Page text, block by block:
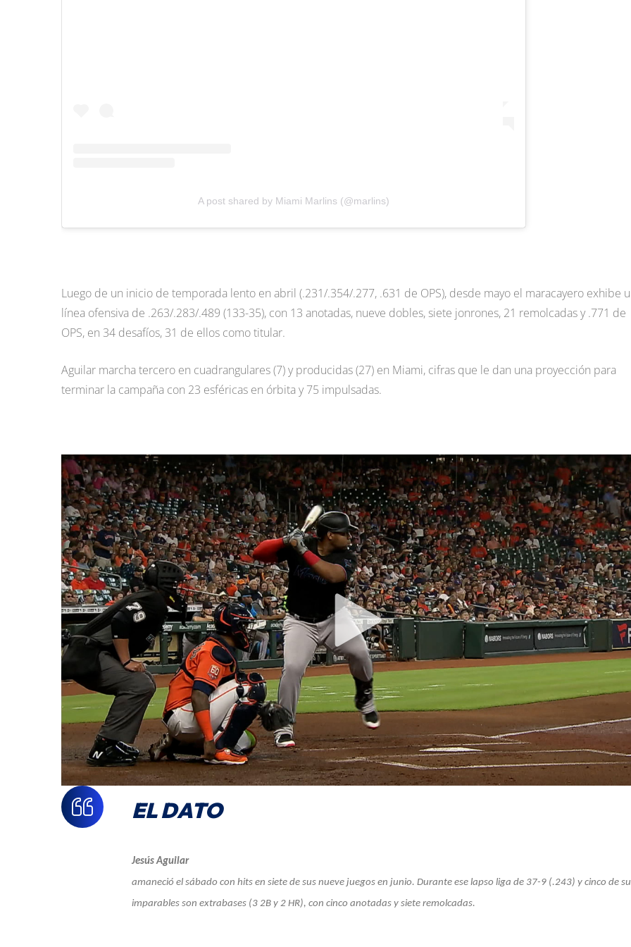
A post shared by Miami Marlins (@marlins)
Luego de un inicio de temporada lento en abril (.231/.354/.277, .631 de OPS), desde mayo el maracayero exhibe
línea ofensiva de .263/.283/.489 (133-35), con 13 anotadas, nueve dobles, siete jonrones, 21 remolcadas y .771 de
OPS, en 34 desafíos, 31 de ellos como titular.
Aguilar marcha tercero en cuadrangulares (7) y producidas (27) en Miami, cifras que le dan una proyección para
terminar la campaña con 23 esféricas en órbita y 75 impulsadas.
EL DATO
Jesús Aguilar
amaneció el sábado con hits en siete de sus nueve juegos en junio. Durante ese lapso liga de 37-9 (.243) y cinco de
imparables son extrabases (3 2B y 2 HR), con cinco anotadas y siete remolcadas.